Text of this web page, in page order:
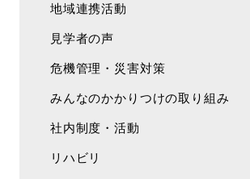
地域連携活動
見学者の声
危機管理・災害対策
みんなのかかりつけの取り組み
社内制度・活動
リハビリ